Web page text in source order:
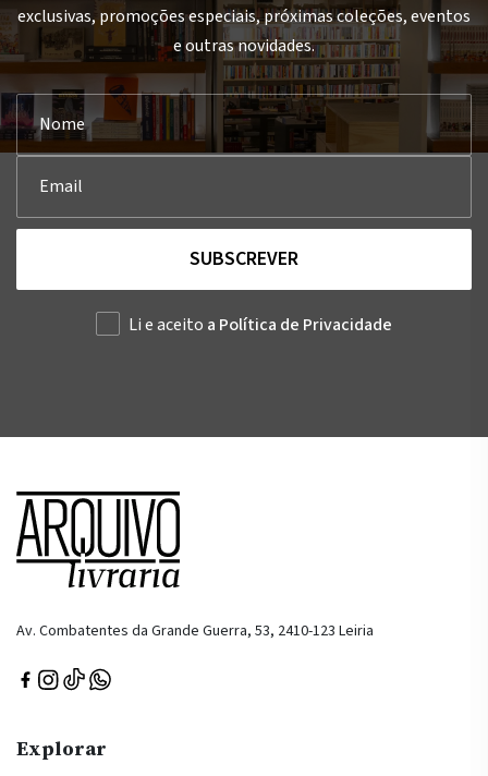
exclusivas, promoções especiais, próximas coleções, eventos
e outras novidades.
SUBSCREVER
Li e aceito a Política de Privacidade
Av. Combatentes da Grande Guerra, 53, 2410-123 Leiria
Explorar